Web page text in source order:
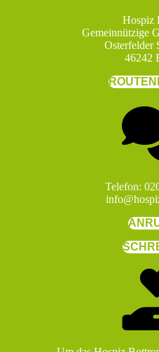
Hospiz
Gemeinnützige
Osterfelder
46242
Telefon: